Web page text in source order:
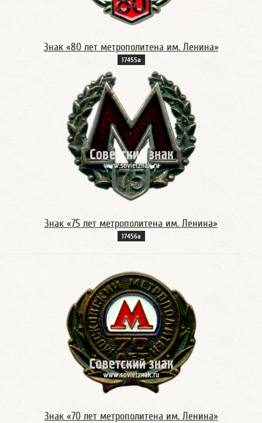
Знак «80 лет метрополитена им. Ленина»
17455а
Знак «75 лет метрополитена им. Ленина»
17456а
Знак «70 лет метрополитена им. Ленина»